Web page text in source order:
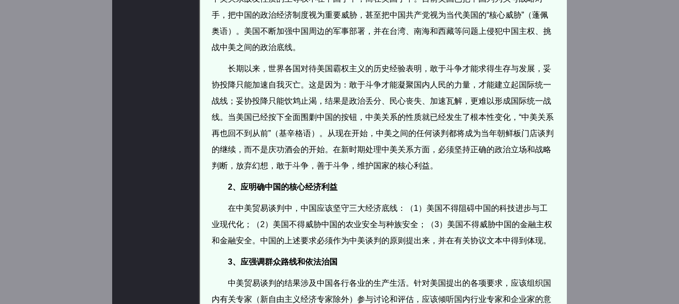
手，把中国的政治经济制度视为重要威胁，甚至把中国共产党视为当代美国的“核心威胁”（蓬佩
奥语）。美国不断加强中国周边的军事部署，并在台湾、南海和西藏等问题上侵犯中国主权、挑
战中美之间的政治底线。
长期以来，世界各国对待美国霸权主义的历史经验表明，敢于斗争才能求得生存与发展，妥
协投降只能加速自我灭亡。这是因为：敢于斗争才能凝聚国内人民的力量，才能建立起国际统一
战线；妥协投降只能饮鸩止渴，结果是政治丢分、民心丧失、加速瓦解，更难以形成国际统一战
线。当美国已经按下全面围剿中国的按钮，中美关系的性质就已经发生了根本性变化，“中美关系
再也回不到从前”（基辛格语）。从现在开始，中美之间的任何谈判都将成为当年朝鲜板门店谈判
的继续，而不是庆功酒会的开始。在新时期处理中美关系方面，必须坚持正确的政治立场和战略
判断，放弃幻想，敢于斗争，善于斗争，维护国家的核心利益。
2、应明确中国的核心经济利益
在中美贸易谈判中，中国应该坚守三大经济底线：（1）美国不得阻碍中国的科技进步与工
业现代化；（2）美国不得威胁中国的农业安全与种族安全；（3）美国不得威胁中国的金融主权
和金融安全。中国的上述要求必须作为中美谈判的原则提出来，并在有关协议文本中得到体现。
3、应强调群众路线和依法治国
中美贸易谈判的结果涉及中国各行各业的生产生活。针对美国提出的各项要求，应该组织国
内有关专家（新自由主义经济专家除外）参与讨论和评估，应该倾听国内行业专家和企业家的意